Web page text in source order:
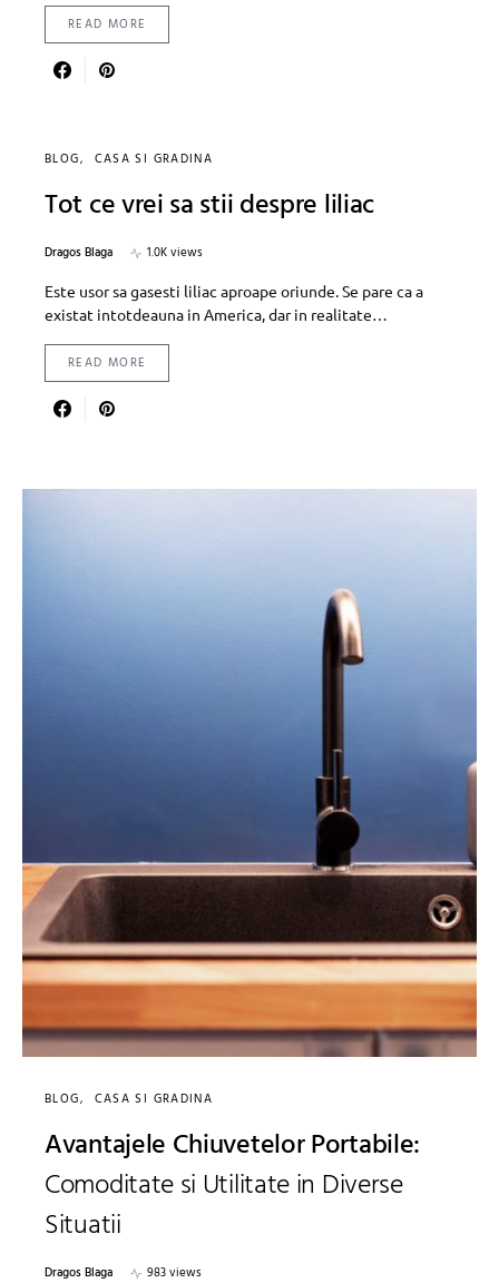
READ MORE
BLOG CASA SI GRADINA
Tot ce vrei sa stii despre liliac
Dragos Blaga
1.0K views
Este usor sa gasesti liliac aproape oriunde. Se pare ca a
existat intotdeauna in America, dar in realitate…
READ MORE
BLOG CASA SI GRADINA
Avantajele Chiuvetelor Portabile:
Comoditate si Utilitate in Diverse
Situatii
Dragos Blaga
983 views